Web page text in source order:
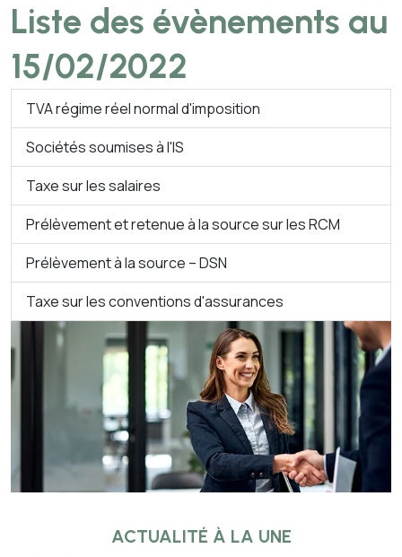
Liste des évènements au
15/02/2022
TVA régime réel normal d'imposition
Sociétés soumises à l'IS
Taxe sur les salaires
Prélèvement et retenue à la source sur les RCM
Prélèvement à la source – DSN
Taxe sur les conventions d'assurances
ACTUALITÉ À LA UNE